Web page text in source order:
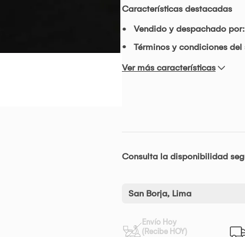
Características destacadas
Vendido y despachado por:
Términos y condiciones del
Ver más características
Consulta la disponibilidad
San Borja, Lima
Envío Hoy
(Recibe HOY)